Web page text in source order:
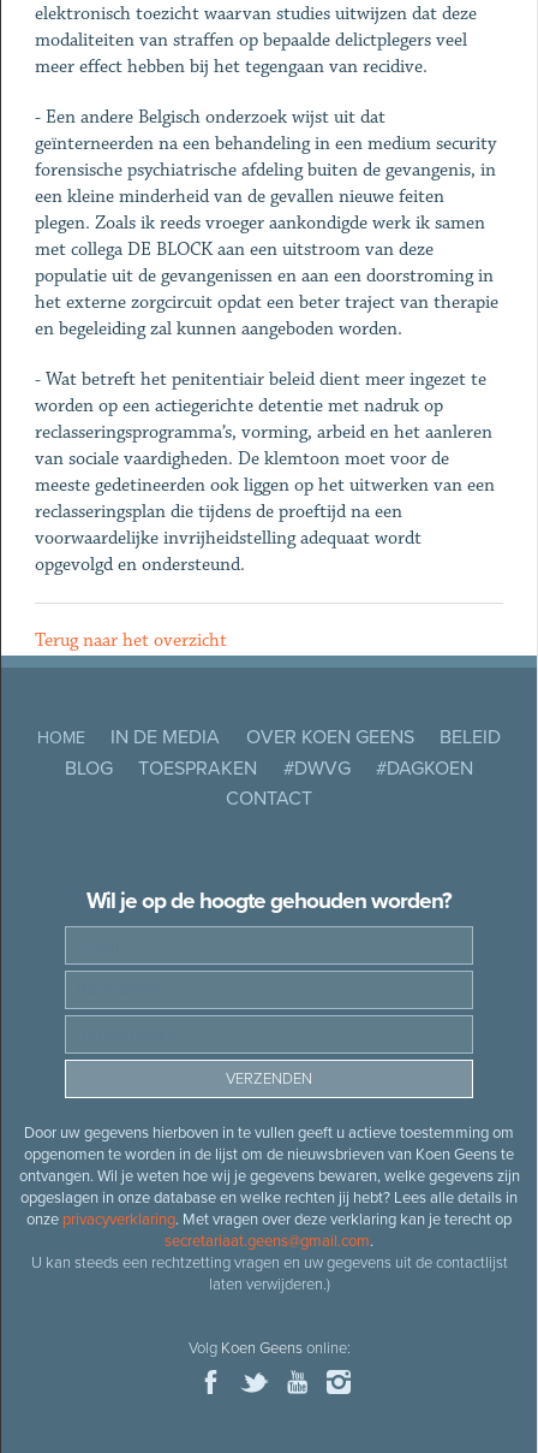
elektronisch toezicht waarvan studies uitwijzen dat deze
modaliteiten van straffen op bepaalde delictplegers veel
meer effect hebben bij het tegengaan van recidive.
- Een andere Belgisch onderzoek wijst uit dat
geïnterneerden na een behandeling in een medium security
forensische psychiatrische afdeling buiten de gevangenis, in
een kleine minderheid van de gevallen nieuwe feiten
plegen. Zoals ik reeds vroeger aankondigde werk ik samen
met collega DE BLOCK aan een uitstroom van deze
populatie uit de gevangenissen en aan een doorstroming in
het externe zorgcircuit opdat een beter traject van therapie
en begeleiding zal kunnen aangeboden worden.
- Wat betreft het penitentiair beleid dient meer ingezet te
worden op een actiegerichte detentie met nadruk op
reclasseringsprogramma’s, vorming, arbeid en het aanleren
van sociale vaardigheden. De klemtoon moet voor de
meeste gedetineerden ook liggen op het uitwerken van een
reclasseringsplan die tijdens de proeftijd na een
voorwaardelijke invrijheidstelling adequaat wordt
opgevolgd en ondersteund.
Terug naar het overzicht
HOME IN DE MEDIA OVER KOEN GEENS
BELEID
BLOG
TOESPRAKEN #DWVG
#DAGKOEN
CONTACT
Wil je op de hoogte gehouden worden?
Door uw gegevens hierboven in te vullen geeft u actieve toestemming om
opgenomen te worden in de lijst om de nieuwsbrieven van Koen Geens te
ontvangen. Wil je weten hoe wij je gegevens bewaren, welke gegevens zijn
opgeslagen in onze database en welke rechten jij hebt? Lees alle details in
onze privacyverklaring. Met vragen over deze verklaring kan je terecht op
secretariaat.geens@gmail.com.
U kan steeds een rechtzetting vragen en uw gegevens uit de contactlijst
laten verwijderen.)
Volg Koen Geensonline: